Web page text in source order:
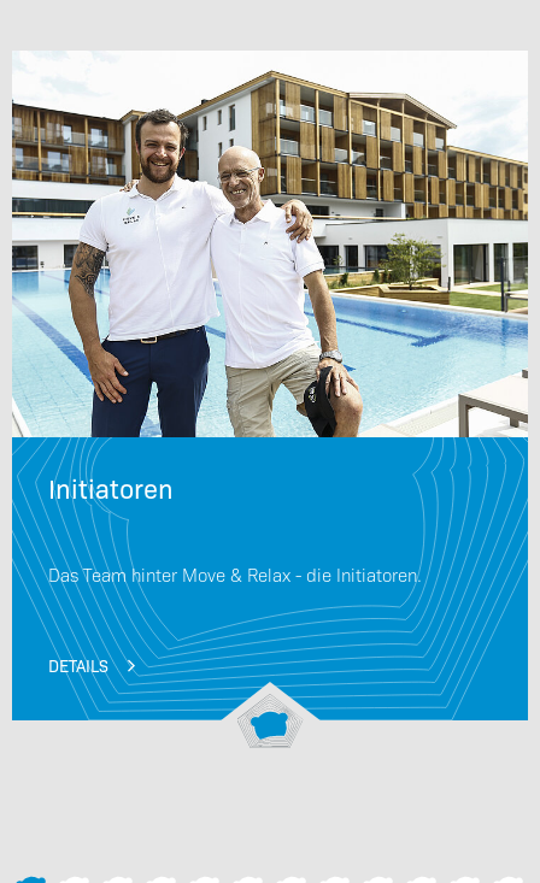
Initiatoren
Das Team hinter Move & Relax - die Initiatoren.
DETAILS